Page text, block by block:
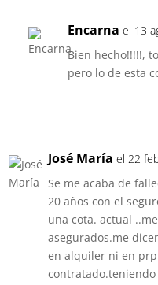
Encarna el 13
Bien hecho!!!!!,
pero lo de esta
José María el 22
Se me acaba de
20 años con el
una cota. actual
asegurados.me
en alquiler ni en